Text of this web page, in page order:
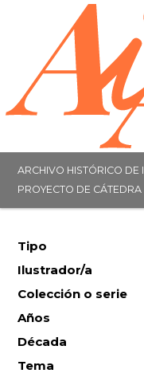
ARCHIVO HISTÓRICO DE
PROYECTO DE
Tipo
Ilustrador/a
Colección o serie
Años
Década
Tema